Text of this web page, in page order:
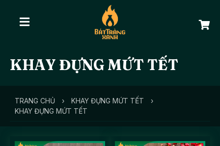
KHAY ĐỰNG MỨT TẾT
TRANG CHỦ › KHAY ĐỰNG MỨT TẾT
›
KHAY ĐỰNG MỨT TẾT